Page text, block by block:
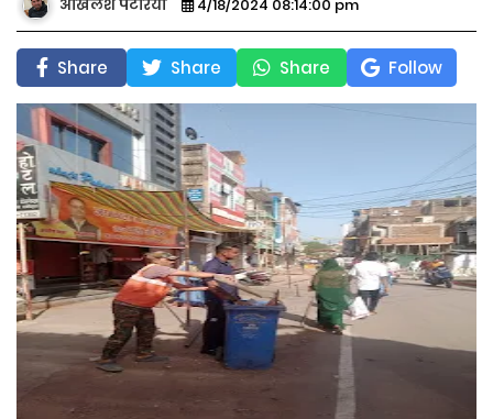
अखिलेश पटेरिया 4/18/2024 08:14:00 pm
Share Share Share Follow